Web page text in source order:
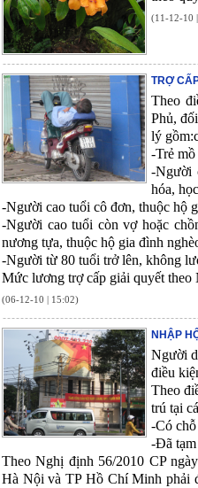
(11-12-10
TRỢ
Theo
Phủ,
lý
-Trẻ
-Người
hóa,
-Người cao tuổi cô đơn, thuộc hộ
-Người cao tuổi còn vợ hoặc
nương tựa, thuộc hộ gia đình
-Người từ 80 tuổi trở lên, không
Mức lương trợ cấp giải quyết
(06-12-10 | 15:02)
NHẬP
Người
điều
Theo
trú tại
-Có
-Đã tạm
Theo Nghị định 56/2010 CP
Hà Nội và TP Hồ Chí Minh phải